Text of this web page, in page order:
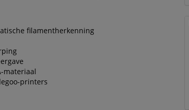
filamentherkenning
materiaal
printers